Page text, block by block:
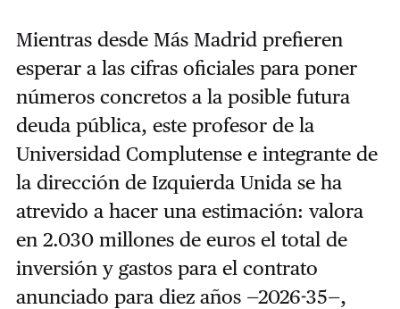
Mientras desde Más Madrid prefieren
esperar a las cifras oficiales para poner
números concretos a la posible futura
deuda pública, este profesor de la
Universidad Complutense e integrante de
la dirección de Izquierda Unida se ha
atrevido a hacer una estimación: valora
en 2.030 millones de euros el total de
inversión y gastos para el contrato
anunciado para diez años —2026-35—,